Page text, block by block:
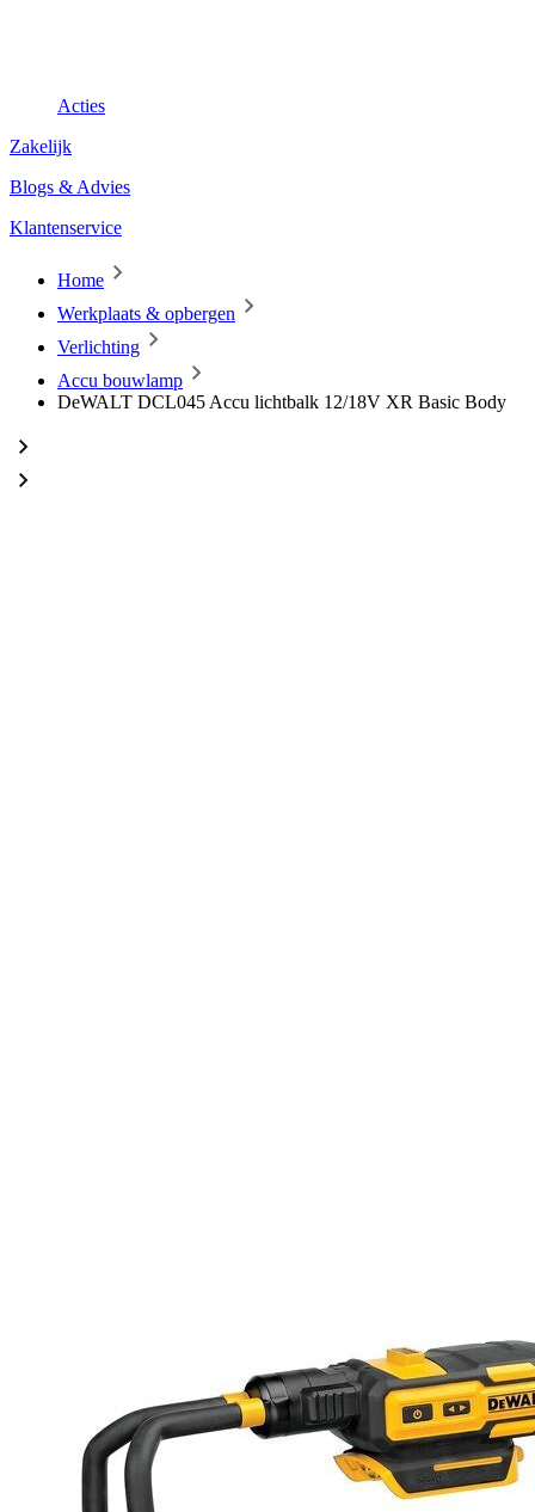
Acties
Zakelijk
Blogs & Advies
Klantenservice
Home
Werkplaats & opbergen
Verlichting
Accu bouwlamp
DeWALT DCL045 Accu lichtbalk 12/18V XR Basic Body